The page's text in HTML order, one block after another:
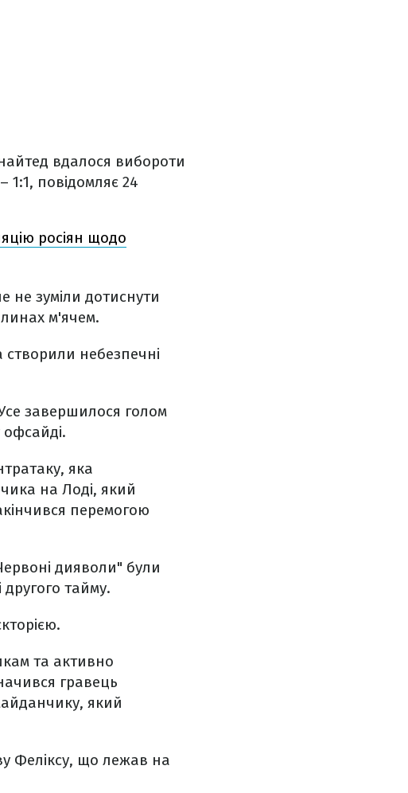
вдалося вибороти
1:1, повідомляє 24
росіян щодо
зуміли дотиснути
м'ячем.
небезпечні
завершилося голом
яка
на Лоді, який
перемогою
дияволи" були
тайму.
та активно
гравець
який
Феліксу, що лежав на